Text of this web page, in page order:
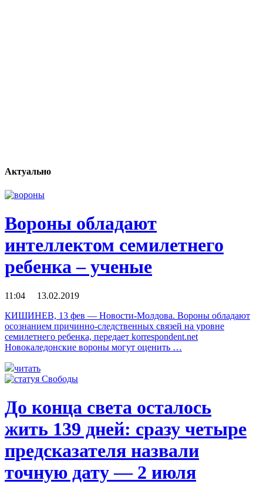
Актуально
Вороны обладают
интеллектом семилетнего
ребенка – ученые
11:04 13.02.2019
КИШИНЕВ, 13 фев — Новости-Молдова. Вороны обладают
осознанием причинно-следственных связей на уровне
семилетнего ребенка, передает korrespondent.net
Новокаледонские вороны могут оценить …
читать
До конца света осталось
жить 139 дней: сразу четыре
предсказателя назвали
точную дату — 2 июля